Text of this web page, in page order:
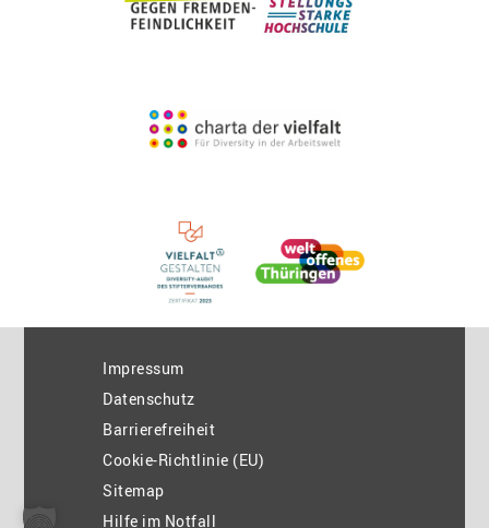
Impressum
Datenschutz
Barrierefreiheit
Cookie-Richtlinie (EU)
Sitemap
Hilfe im Notfall